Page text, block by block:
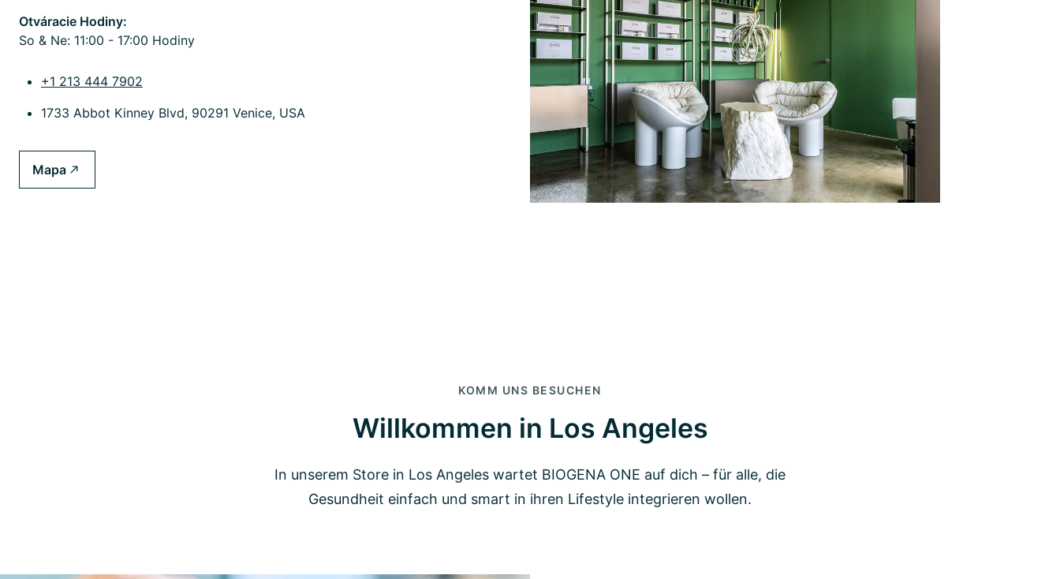
Otváracie Hodiny:
So & Ne: 11:00 - 17:00 Hodiny
+1 213 444 7902
1733 Abbot Kinney Blvd, 90291 Venice, USA
Mapa
KOMM UNS BESUCHEN
Willkommen in Los Angeles
In unserem Store in Los Angeles wartet BIOGENA ONE auf dich – für alle, die
Gesundheit einfach und smart in ihren Lifestyle integrieren wollen.